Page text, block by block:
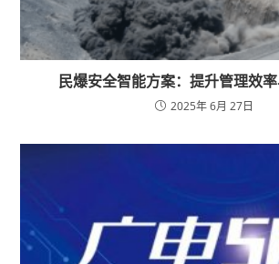
民爆安全智能方案：提升管理效
2025年 6月 27日